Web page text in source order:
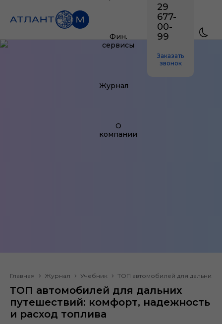
Фин.
сервисы
Журнал
О
компании
29
677-
00-
99
Заказать
звонок
Главная Журнал Учебник ТОП автомобилей для дальних
ТОП автомобилей для дальних
путешествий: комфорт, надежность
и расход топлива